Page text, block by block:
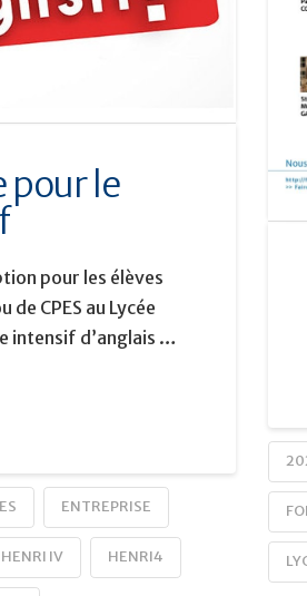
pour le
pour les élèves
de CPES au Lycée
intensif d’anglais …
ENTREPRISE
HENRI IV HENRI4